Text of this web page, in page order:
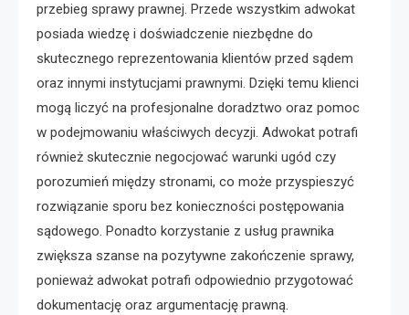
przebieg sprawy prawnej. Przede wszystkim adwokat
posiada wiedzę i doświadczenie niezbędne do
skutecznego reprezentowania klientów przed sądem
oraz innymi instytucjami prawnymi. Dzięki temu klienci
mogą liczyć na profesjonalne doradztwo oraz pomoc
w podejmowaniu właściwych decyzji. Adwokat potrafi
również skutecznie negocjować warunki ugód czy
porozumień między stronami, co może przyspieszyć
rozwiązanie sporu bez konieczności postępowania
sądowego. Ponadto korzystanie z usług prawnika
zwiększa szanse na pozytywne zakończenie sprawy,
ponieważ adwokat potrafi odpowiednio przygotować
dokumentację oraz argumentację prawną.